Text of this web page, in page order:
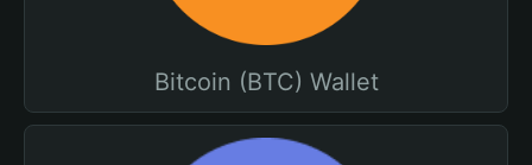
Bitcoin (BTC) Wallet